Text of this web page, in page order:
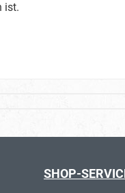
ist.
SHOP-